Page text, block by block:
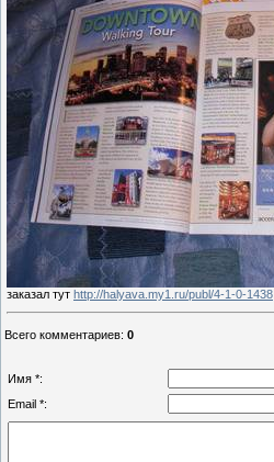
заказал тут http://halyava.my1.ru/publ/4-1-0-1438
Всего комментариев: 0
Имя *:
Email *: